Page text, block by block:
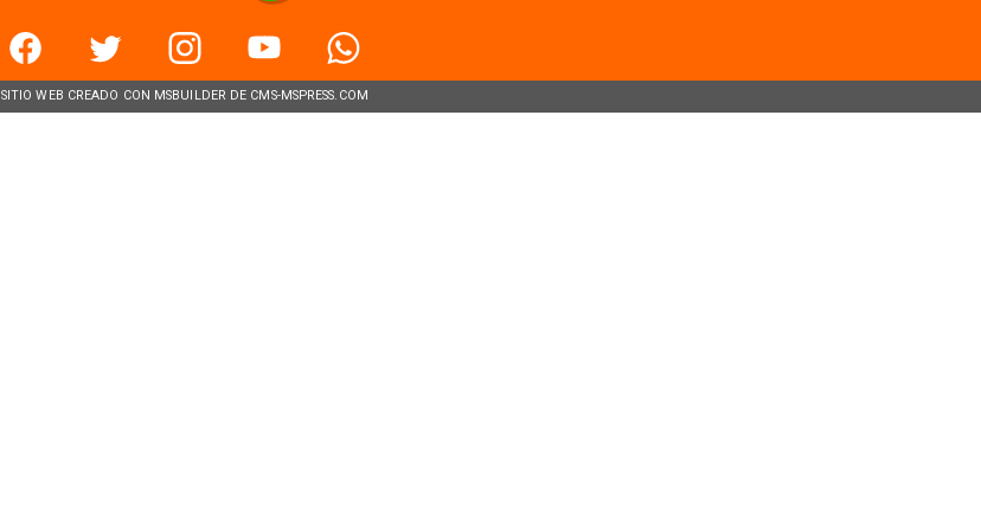
SITIO WEB CREADO CON MSBUILDER DE CMS-MSPRESS.COM